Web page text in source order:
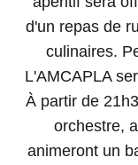
d'un repas de
culinaires.
L'AMCAPLA
À partir de
orchestre,
animeront un